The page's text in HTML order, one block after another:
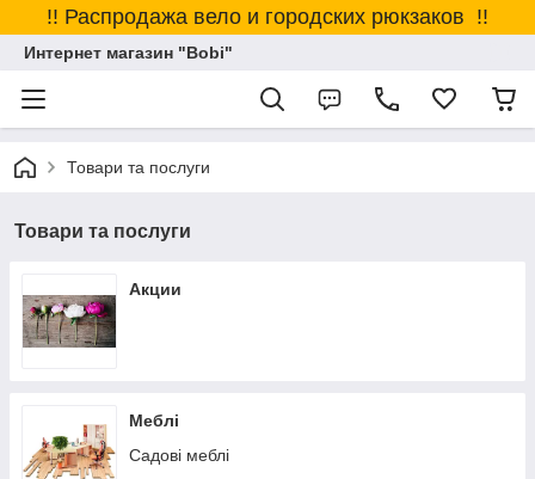
!! Распродажа вело и городских рюкзаков !!
Интернет магазин "Bobi"
Товари та послуги
Товари та послуги
Акции
Меблі
Садові меблі